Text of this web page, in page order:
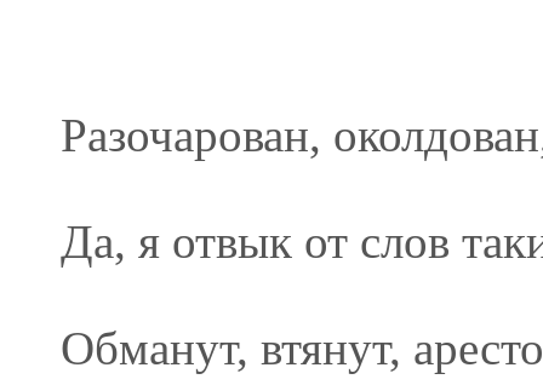
Разочарован,
Да, я отвык от слов
Обманут, втянут,